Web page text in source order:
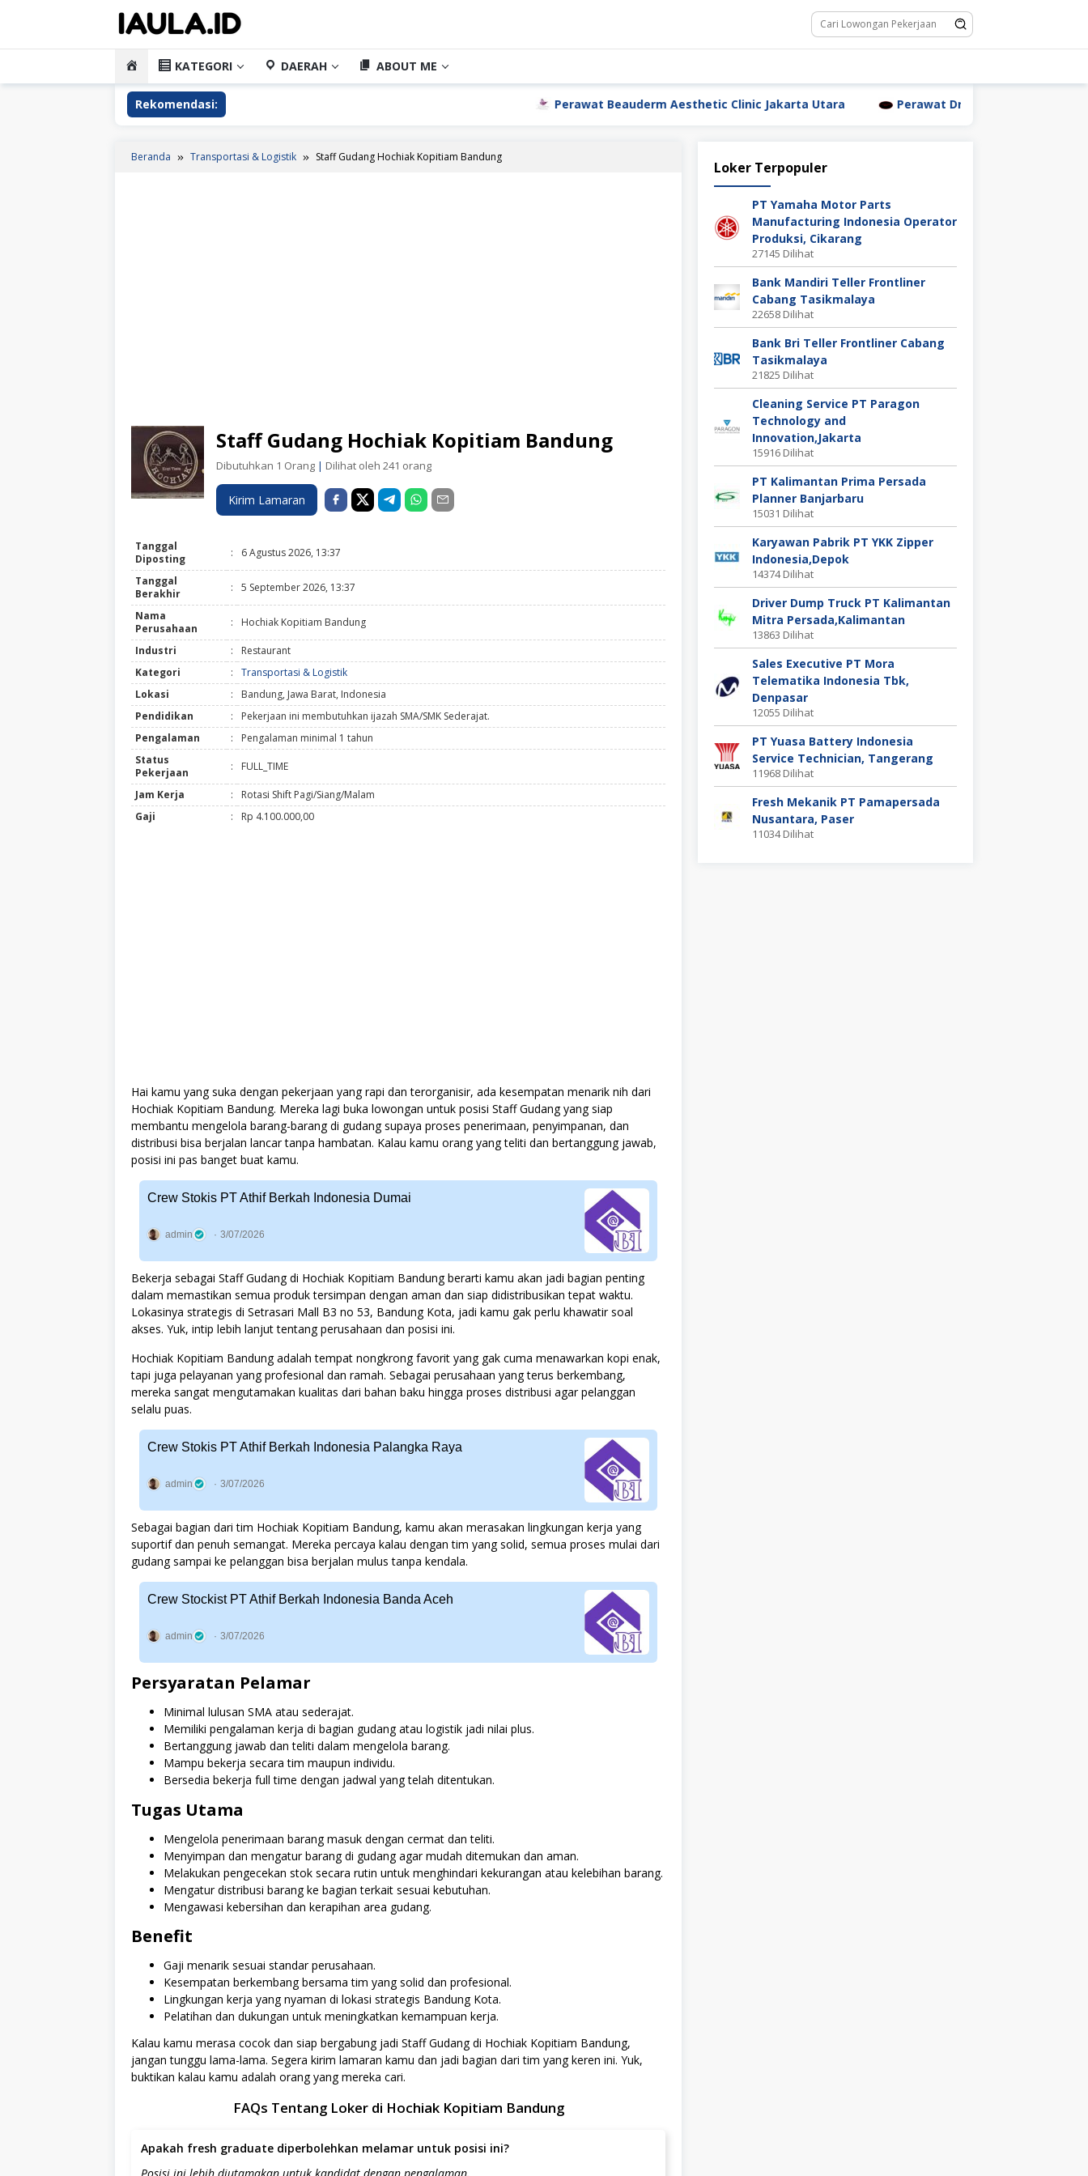
HOME KATEGORI DAERAH ABOUT ME
Rekomendasi: Perawat Beauderm Aesthetic Clinic Jakarta Utara Perawat Dr. Triyanti Sundari Jakarta Utara
Beranda Transportasi & Logistik Staff Gudang Hochiak Kopitiam Bandung
Staff Gudang Hochiak Kopitiam Bandung
Dibutuhkan 1 Orang | Dilihat oleh 241 orang
Kirim Lamaran
Tanggal
Diposting
: 6 Agustus 2026, 13:37
Tanggal
Berakhir
: 5 September 2026, 13:37
Nama
Perusahaan
: Hochiak Kopitiam Bandung
Industri :
Restaurant
Kategori
:
Transportasi & Logistik
Lokasi
:
Bandung, Jawa Barat, Indonesia
Pendidikan
:
Pekerjaan ini membutuhkan ijazah SMA/SMK Sederajat.
Pengalaman
:
Pengalaman minimal 1 tahun
Status
Pekerjaan
: FULL_TIME
Jam Kerja :
Rotasi Shift Pagi/Siang/Malam
Gaji
: Rp 4.100.000,00
Hai kamu yang suka dengan pekerjaan yang rapi dan terorganisir, ada kesempatan menarik nih dari
Hochiak Kopitiam Bandung. Mereka lagi buka lowongan untuk posisi Staff Gudang yang siap
membantu mengelola barang-barang di gudang supaya proses penerimaan, penyimpanan, dan
distribusi bisa berjalan lancar tanpa hambatan. Kalau kamu orang yang teliti dan bertanggung jawab,
posisi ini pas banget buat kamu.
Crew Stokis PT Athif Berkah Indonesia Dumai
admin 3/07/2026
Bekerja sebagai Staff Gudang di Hochiak Kopitiam Bandung berarti kamu akan jadi bagian penting
dalam memastikan semua produk tersimpan dengan aman dan siap didistribusikan tepat waktu.
Lokasinya strategis di Setrasari Mall B3 no 53, Bandung Kota, jadi kamu gak perlu khawatir soal
akses. Yuk, intip lebih lanjut tentang perusahaan dan posisi ini.
Hochiak Kopitiam Bandung adalah tempat nongkrong favorit yang gak cuma menawarkan kopi enak,
tapi juga pelayanan yang profesional dan ramah. Sebagai perusahaan yang terus berkembang,
mereka sangat mengutamakan kualitas dari bahan baku hingga proses distribusi agar pelanggan
selalu puas.
Crew Stokis PT Athif Berkah Indonesia Palangka Raya
admin 3/07/2026
Sebagai bagian dari tim Hochiak Kopitiam Bandung, kamu akan merasakan lingkungan kerja yang
suportif dan penuh semangat. Mereka percaya kalau dengan tim yang solid, semua proses mulai dari
gudang sampai ke pelanggan bisa berjalan mulus tanpa kendala.
Crew Stockist PT Athif Berkah Indonesia Banda Aceh
admin 3/07/2026
Persyaratan Pelamar
Minimal lulusan SMA atau sederajat.
Memiliki pengalaman kerja di bagian gudang atau logistik jadi nilai plus.
Bertanggung jawab dan teliti dalam mengelola barang.
Mampu bekerja secara tim maupun individu.
Bersedia bekerja full time dengan jadwal yang telah ditentukan.
Tugas Utama
Mengelola penerimaan barang masuk dengan cermat dan teliti.
Menyimpan dan mengatur barang di gudang agar mudah ditemukan dan aman.
Melakukan pengecekan stok secara rutin untuk menghindari kekurangan atau kelebihan barang.
Mengatur distribusi barang ke bagian terkait sesuai kebutuhan.
Mengawasi kebersihan dan kerapihan area gudang.
Benefit
Gaji menarik sesuai standar perusahaan.
Kesempatan berkembang bersama tim yang solid dan profesional.
Lingkungan kerja yang nyaman di lokasi strategis Bandung Kota.
Pelatihan dan dukungan untuk meningkatkan kemampuan kerja.
Kalau kamu merasa cocok dan siap bergabung jadi Staff Gudang di Hochiak Kopitiam Bandung,
jangan tunggu lama-lama. Segera kirim lamaran kamu dan jadi bagian dari tim yang keren ini. Yuk,
buktikan kalau kamu adalah orang yang mereka cari.
FAQs Tentang Loker di Hochiak Kopitiam Bandung
Apakah fresh graduate diperbolehkan melamar untuk posisi ini?
Loker Terpopuler
PT Yamaha Motor Parts
Manufacturing Indonesia Operator
Produksi, Cikarang
27145 Dilihat
Bank Mandiri Teller Frontliner
Cabang Tasikmalaya
22658 Dilihat
Bank Bri Teller Frontliner Cabang
Tasikmalaya
21825 Dilihat
Cleaning Service PT Paragon
Technology and
Innovation,Jakarta
15916 Dilihat
PT Kalimantan Prima Persada
Planner Banjarbaru
15031 Dilihat
Karyawan Pabrik PT YKK Zipper
Indonesia,Depok
14374 Dilihat
Driver Dump Truck PT Kalimantan
Mitra Persada,Kalimantan
13863 Dilihat
Sales Executive PT Mora
Telematika Indonesia Tbk,
Denpasar
12055 Dilihat
PT Yuasa Battery Indonesia
Service Technician, Tangerang
11968 Dilihat
Fresh Mekanik PT Pamapersada
Nusantara, Paser
11034 Dilihat